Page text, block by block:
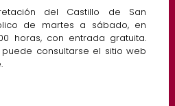
del Castillo de San
de martes a sábado, en
horas, con entrada gratuita.
consultarse el sitio web